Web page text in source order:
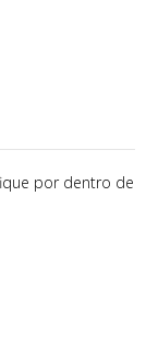
por dentro de